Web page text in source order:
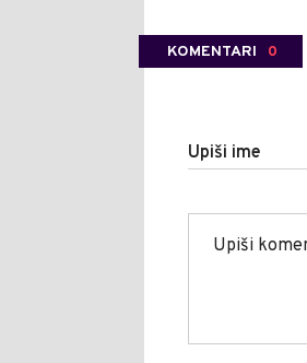
KOMENTARI 0
Upiši ime